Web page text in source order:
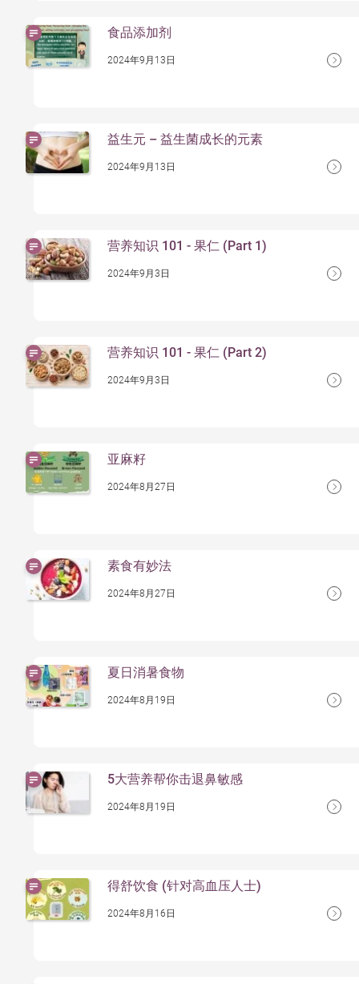
食品添加剂
2024年9月13日
益⽣元 – 益生菌成长的元素
2024年9月13日
营养知识 101 - 果仁 (Part 1)
2024年9月3日
营养知识 101 - 果仁 (Part 2)
2024年9月3日
亚麻籽
2024年8月27日
素食有妙法
2024年8月27日
夏日消暑食物
2024年8月19日
5大营养帮你击退鼻敏感
2024年8月19日
得舒饮食 (针对高血压人士)
2024年8月16日